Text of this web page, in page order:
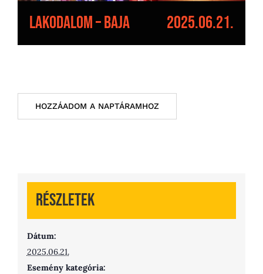
Lakodalom – Baja 2025.06.21.
HOZZÁADOM A NAPTÁRAMHOZ
Részletek
Dátum:
2025.06.21.
Esemény kategória: